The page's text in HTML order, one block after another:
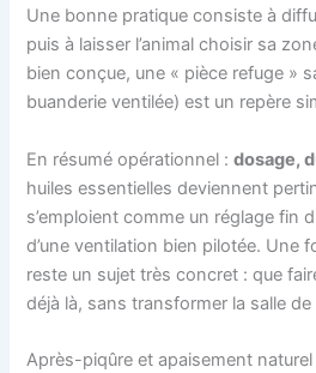
Une bonne pratique consiste à
puis à laisser l’animal choisir sa
bien conçue, une « pièce refuge »
buanderie ventilée) est un repère
En résumé opérationnel :dosage,
huiles essentielles deviennent
s’emploient comme un réglage fin
d’une ventilation bien pilotée. Une
reste un sujet très concret : que
déjà là, sans transformer la salle
Après-piqûre et apaisement